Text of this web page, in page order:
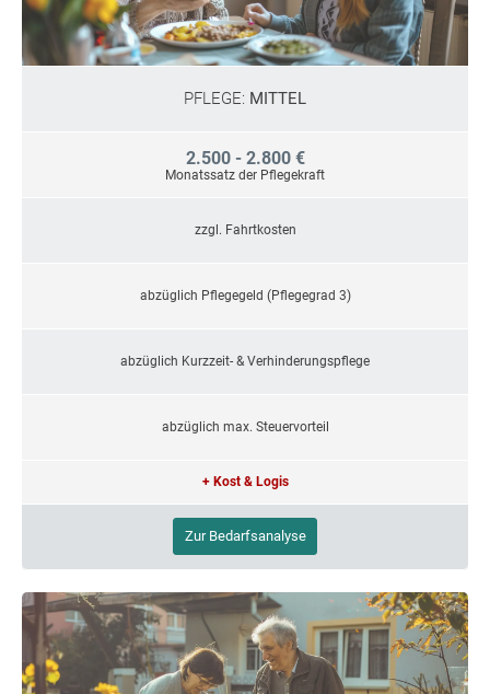
PFLEGE: MITTEL
2.500 - 2.800 €
Monatssatz der Pflegekraft
zzgl. Fahrtkosten
abzüglich Pflegegeld (Pflegegrad 3)
abzüglich Kurzzeit- & Verhinderungspflege
abzüglich max. Steuervorteil
+ Kost & Logis
Zur Bedarfsanalyse